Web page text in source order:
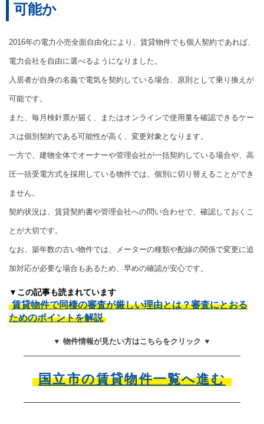
可能か
2016年の電力小売全面自由化により、賃貸物件でも個人契約であれば、
電力会社を自由に選べるようになりました。
入居者が自身の名義で電気を契約している場合、原則として乗り換えが
可能です。
また、毎月検針票が届く、またはオンラインで使用量を確認できるケー
スは個別契約である可能性が高く、変更対象となります。
一方で、建物全体でオーナーや管理会社が一括契約している場合や、高
圧一括受電方式を採用している物件では、個別に切り替えることができ
ません。
契約状況は、賃貸契約書や管理会社への問い合わせで、確認しておくこ
とが大切です。
なお、築年数の古い物件では、メーターの種類や配線の関係で変更に追
加対応が必要な場合もあるため、早めの確認が安心です。
▼この記事も読まれています
賃貸物件で同棲の審査が厳しい理由とは？審査にとおる
ためのポイントを解説
▼ 物件情報が見たい方はこちらをクリック ▼
国立市の賃貸物件一覧へ進む